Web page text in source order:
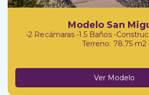
Modelo San
•2 Recámaras •1.5 Baños
Terreno: 78.75 m2
Ver Modelo